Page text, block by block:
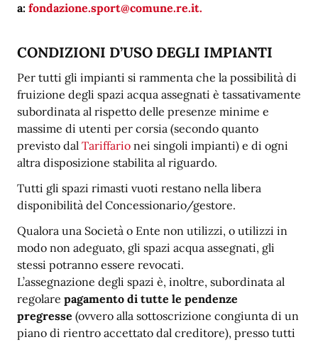
a: fondazione.sport@comune.re.it.
CONDIZIONI D’USO DEGLI IMPIANTI
Per tutti gli impianti si rammenta che la possibilità di
fruizione degli spazi acqua assegnati è tassativamente
subordinata al rispetto delle presenze minime e
massime di utenti per corsia (secondo quanto
previsto dal Tariffario nei singoli impianti) e di ogni
altra disposizione stabilita al riguardo.
Tutti gli spazi rimasti vuoti restano nella libera
disponibilità del Concessionario/gestore.
Qualora una Società o Ente non utilizzi, o utilizzi in
modo non adeguato, gli spazi acqua assegnati, gli
stessi potranno essere revocati.
L’assegnazione degli spazi è, inoltre, subordinata al
regolare pagamento di tutte le pendenze
pregresse (ovvero alla sottoscrizione congiunta di un
piano di rientro accettato dal creditore), presso tutti